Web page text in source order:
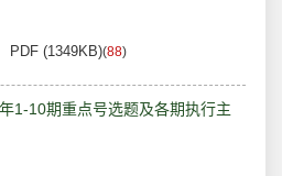
PDF (1349KB)(88)
1-10期重点号选题及各期执行主